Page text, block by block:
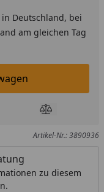
Deutschland, bei
am gleichen Tag
legen
Produkt
Artikel-Nr.: 3890936
zu diesem